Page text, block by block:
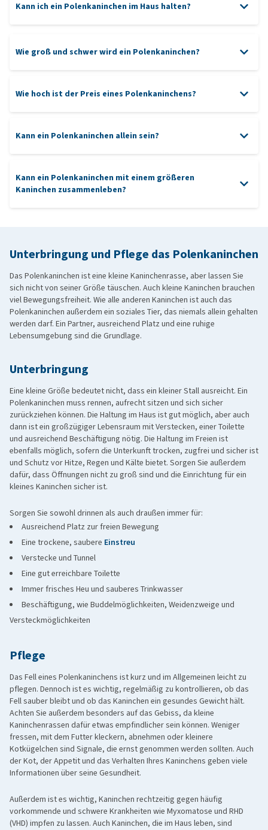
Pelletform
Bewegungen erschrecken
Aufgrund seiner Größe müssen Sie besonders gut auf eine
Kann ich ein Polenkaninchen im Haus halten?
Wie groß und schwer wird ein Polenkaninchen?
Wie hoch ist der Preis eines Polenkaninchens?
Kann ein Polenkaninchen allein sein?
Kann ein Polenkaninchen mit einem größeren
Kaninchen zusammenleben?
Unterbringung und Pflege das Polenkaninchen
Das Polenkaninchen ist eine kleine Kaninchenrasse, aber lassen Sie
sich nicht von seiner Größe täuschen. Auch kleine Kaninchen brauchen
viel Bewegungsfreiheit. Wie alle anderen Kaninchen ist auch das
Polenkaninchen außerdem ein soziales Tier, das niemals allein gehalten
werden darf. Ein Partner, ausreichend Platz und eine ruhige
Lebensumgebung sind die Grundlage.
Unterbringung
Eine kleine Größe bedeutet nicht, dass ein kleiner Stall ausreicht. Ein
Polenkaninchen muss rennen, aufrecht sitzen und sich sicher
zurückziehen können. Die Haltung im Haus ist gut möglich, aber auch
dann ist ein großzügiger Lebensraum mit Verstecken, einer Toilette
und ausreichend Beschäftigung nötig. Die Haltung im Freien ist
ebenfalls möglich, sofern die Unterkunft trocken, zugfrei und sicher ist
und Schutz vor Hitze, Regen und Kälte bietet. Sorgen Sie außerdem
dafür, dass Öffnungen nicht zu groß sind und die Einrichtung für ein
kleines Kaninchen sicher ist.
Sorgen Sie sowohl drinnen als auch draußen immer für:
Ausreichend Platz zur freien Bewegung
Eine trockene, saubere Einstreu
Verstecke und Tunnel
Eine gut erreichbare Toilette
Immer frisches Heu und sauberes Trinkwasser
Beschäftigung, wie Buddelmöglichkeiten, Weidenzweige und
Versteckmöglichkeiten
Pflege
Das Fell eines Polenkaninchens ist kurz und im Allgemeinen leicht zu
pflegen. Dennoch ist es wichtig, regelmäßig zu kontrollieren, ob das
Fell sauber bleibt und ob das Kaninchen ein gesundes Gewicht hält.
Achten Sie außerdem besonders auf das Gebiss, da kleine
Kaninchenrassen dafür etwas empfindlicher sein können. Weniger
fressen, mit dem Futter kleckern, abnehmen oder kleinere
Kotkügelchen sind Signale, die ernst genommen werden sollten. Auch
der Kot, der Appetit und das Verhalten Ihres Kaninchens geben viele
Informationen über seine Gesundheit.
Außerdem ist es wichtig, Kaninchen rechtzeitig gegen häufig
vorkommende und schwere Krankheiten wie Myxomatose und RHD
(VHD) impfen zu lassen. Auch Kaninchen, die im Haus leben, sind